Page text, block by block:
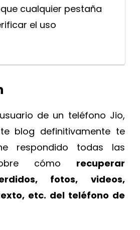
cualquier pestaña
el uso
de un teléfono Jio,
blog definitivamente te
respondido todas las
cómo recuperar
fotos, videos,
etc. del teléfono de